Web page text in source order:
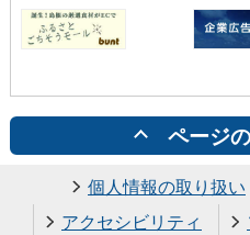
ページ
個人情報の取り扱い
アクセシビリティ